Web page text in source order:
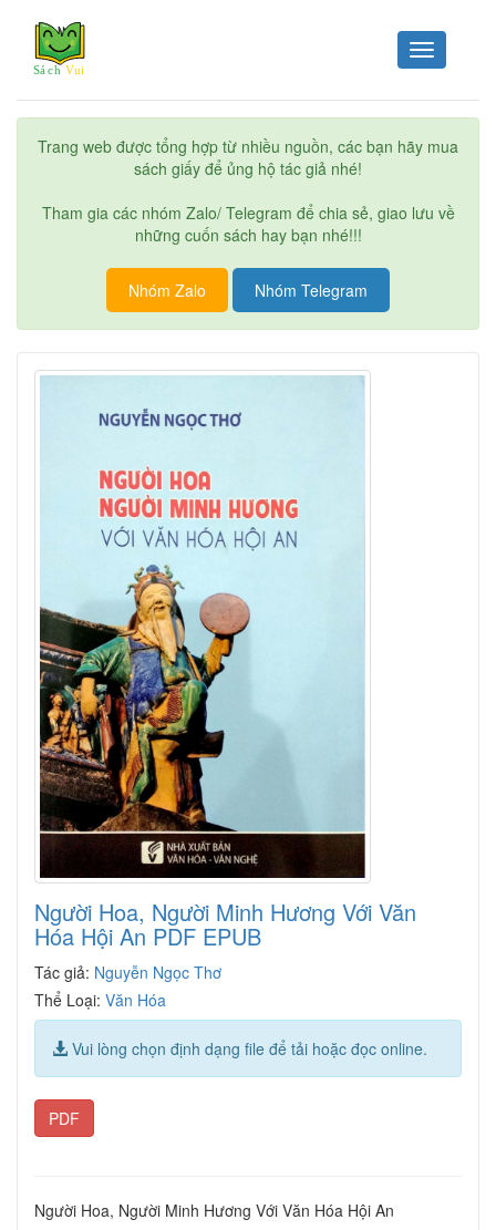
Toggle
navigation
Trang web được tổng hợp từ nhiều nguồn, các bạn hãy mua
sách giấy để ủng hộ tác giả nhé!
Tham gia các nhóm Zalo/ Telegram để chia sẻ, giao lưu về
những cuốn sách hay bạn nhé!!!
Nhóm Zalo Nhóm Telegram
Người Hoa, Người Minh Hương Với Văn
Hóa Hội An PDF EPUB
Tác giả: Nguyễn Ngọc Thơ
Thể Loại: Văn Hóa
Vui lòng chọn định dạng file để tải hoặc đọc online.
PDF
Người Hoa, Người Minh Hương Với Văn Hóa Hội An